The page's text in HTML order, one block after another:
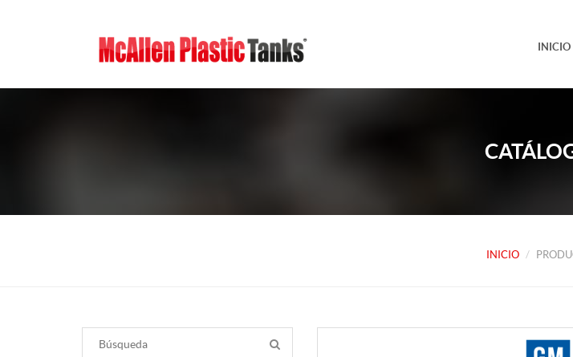
INICIO
INICIO